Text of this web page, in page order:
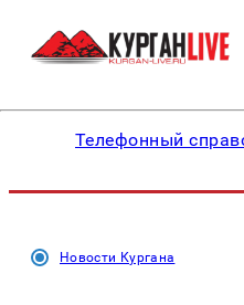
Телефонный
Новости Кургана